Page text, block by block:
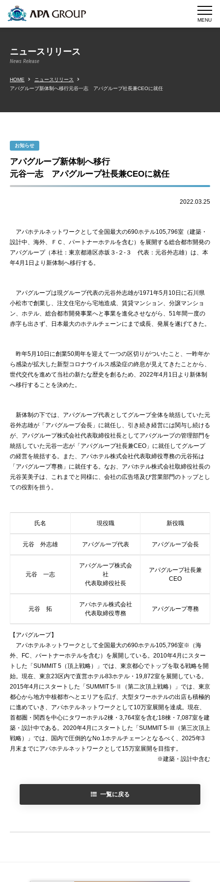
MENU
ニュースリリース
News Release
HOME
ニュースリリース
アパグループ新体制へ移行元谷一志 アパグループ社長兼CEOに就任
お知らせ
アパグループ新体制へ移行
元谷一志 アパグループ社長兼CEOに就任
2022.03.25
アパホテルネットワークとして全国最大の690ホテル105,796室（建築・
設計中、海外、ＦＣ、パートナーホテルを含む）を展開する総合都市開発の
アパグループ（本社：東京都港区赤坂３-２-３ 代表：元谷外志雄）は、本
年4月1日より新体制へ移行する。
アパグループは現グループ代表の元谷外志雄が1971年5月10日に石川県
小松市で創業し、注文住宅から宅地造成、賃貸マンション、分譲マンショ
ン、ホテル、総合都市開発事業へと事業を進化させながら、51年間一度の
赤字も出さず、日本最大のホテルチェーンにまで成長、発展を遂げてきた。
昨年5月10日に創業50周年を迎えて一つの区切りがついたこと、一昨年か
ら感染が拡大した新型コロナウイルス感染症の終息が見えてきたことから、
世代交代を進めて当社の新たな歴史を創るため、2022年4月1日より新体制
へ移行することを決めた。
新体制の下では、アパグループ代表としてグループ全体を統括していた元
谷外志雄が「アパグループ会長」に就任し、引き続き経営には関与し続ける
が、アパグループ株式会社代表取締役社長としてアパグループの管理部門を
統括していた元谷一志が「アパグループ社長兼CEO」に就任してグループ
の経営を統括する。また、アパホテル株式会社代表取締役専務の元谷拓は
「アパグループ専務」に就任する。なお、アパホテル株式会社取締役社長の
元谷芙美子は、これまでと同様に、会社の広告塔及び営業部門のトップとし
ての役割を担う。
氏名 現役職 新役職
元谷 外志雄 アパグループ代表 アパグループ会長
元谷 一志
アパグループ株式会
社
代表取締役社長
アパグループ社長兼
CEO
元谷 拓
アパホテル株式会社
代表取締役専務
アパグループ専務
【アパグループ】
アパホテルネットワークとして全国最大の690ホテル105,796室※（海
外、FC、パートナーホテルを含む）を展開している。2010年4月にスター
トした「SUMMIT 5（頂上戦略）」では、東京都心でトップを取る戦略を開
始。現在、東京23区内で直営ホテル83ホテル・19,872室を展開している。
2015年4月にスタートした「SUMMIT 5-Ⅱ（第二次頂上戦略）」では、東京
都心から地方中核都市へとエリアを広げ、大型タワーホテルの出店も積極的
に進めていき、アパホテルネットワークとして10万室展開を達成。現在、
首都圏・関西を中心にタワーホテル2棟・3,764室を含む18棟・7,087室を建
築・設計中である。2020年4月にスタートした「SUMMIT 5-Ⅲ（第三次頂上
戦略）」では、国内で圧倒的なNo.1ホテルチェーンとなるべく、2025年3
月末までにアパホテルネットワークとして15万室展開を目指す。
※建築・設計中含む
一覧に戻る